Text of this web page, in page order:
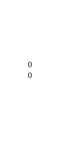
0
0